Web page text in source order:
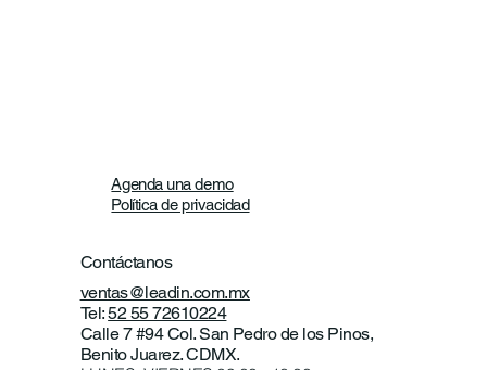
Agenda una demo
Política de privacidad
Contáctanos
ventas@leadin.com.mx
Tel:52 55 72610224
Calle 7 #94 Col. San Pedro de los Pinos,
Benito Juarez. CDMX.